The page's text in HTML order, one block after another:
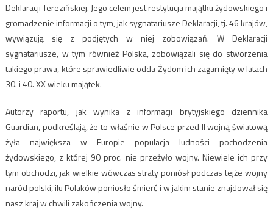
Deklaracji Terezińskiej. Jego celem jest restytucja majątku żydowskiego i
gromadzenie informacji o tym, jak sygnatariusze Deklaracji, tj. 46 krajów,
wywiązują się z podjętych w niej zobowiązań. W Deklaracji
sygnatariusze, w tym również Polska, zobowiązali się do stworzenia
takiego prawa, które sprawiedliwie odda Żydom ich zagarnięty w latach
30. i 40. XX wieku majątek.
Autorzy raportu, jak wynika z informacji brytyjskiego dziennika
Guardian, podkreślają, że to właśnie w Polsce przed II wojną światową
żyła największa w Europie populacja ludności pochodzenia
żydowskiego, z której 90 proc. nie przeżyło wojny. Niewiele ich przy
tym obchodzi, jak wielkie wówczas straty poniósł podczas tejże wojny
naród polski, ilu Polaków poniosło śmierć i w jakim stanie znajdował się
nasz kraj w chwili zakończenia wojny.